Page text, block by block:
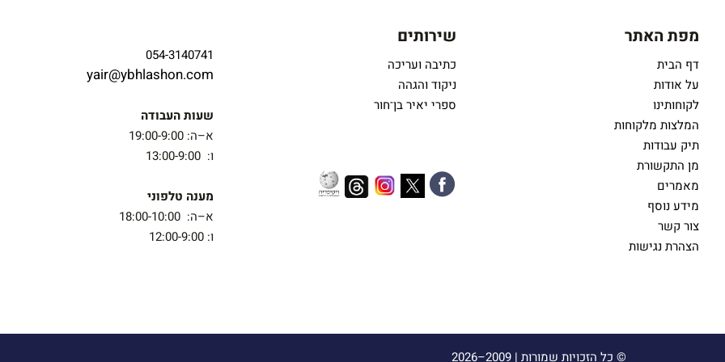
מפת האתר
דף הבית
על אודות
לקוחותינו
המלצות מלקוחות
תיק עבודות
מן התקשורת
מאמרים
מידע נוסף
צור קשר
הצהרת נגישות
שירותים
כתיבה ועריכה
ניקוד והגהה
ספרי יאיר בן־חור
054-3140741
yair@ybhlashon.com
שעות העבודה
א–ה: 19:00-9:00
ו: 13:00-9:00
מענה טלפוני
א–ה: 18:00-10:00
ו: 12:00-9:00
© כל הזכויות שמורות |